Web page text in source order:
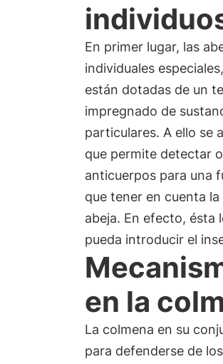
En primer lugar, las
individuales
están dotadas de un
impregnado de
particulares. A ello se
que permite detectar
anticuerpos para una
que tener en cuenta
abeja. En efecto, ésta
pueda introducir el
en la
La colmena en su
para defenderse de